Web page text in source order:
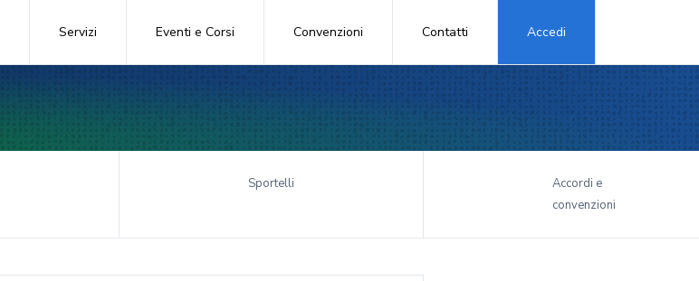
Servizi Eventi e Corsi Convenzioni Contatti Accedi
Sportelli
Accordi e
convenzioni